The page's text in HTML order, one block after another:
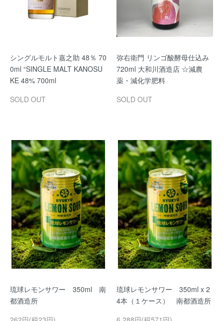
シングルモルト嘉之助 48％ 70
0ml “SINGLE MALT KANOSU
KE 48% 700ml
SOLD OUT
弥右衛門 リンゴ酸酵母仕込み
720ml 大和川酒造店 ☆減農
薬・減化学肥料
SOLD OUT
琉球レモンサワー 350ml 南
都酒造所
琉球レモンサワー 350ml x 2
4本（１ケース） 南都酒造所